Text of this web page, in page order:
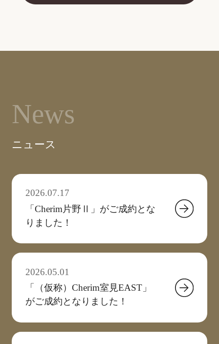
News
ニュース
2026.07.17
「Cherim片野Ⅱ」がご成約とな
りました！
2026.05.01
「（仮称）Cherim室見EAST」
がご成約となりました！